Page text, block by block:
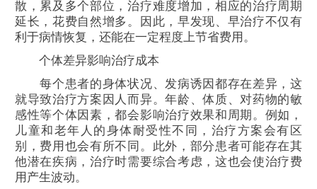
散，累及多个部位，治疗难度增加，相应的治疗周期
延长，花费自然增多。因此，早发现、早治疗不仅有
利于病情恢复，还能在一定程度上节省费用。
个体差异影响治疗成本
每个患者的身体状况、发病诱因都存在差异，这
就导致治疗方案因人而异。年龄、体质、对药物的敏
感性等个体因素，都会影响治疗效果和周期。例如，
儿童和老年人的身体耐受性不同，治疗方案会有区
别，费用也会有所不同。此外，部分患者可能存在其
他潜在疾病，治疗时需要综合考虑，这也会使治疗费
用产生波动。